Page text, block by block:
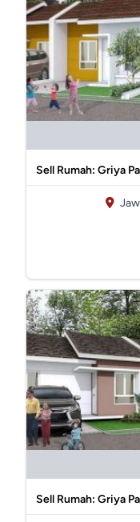
Sell Rumah: Griya
Sell Rumah: Griya